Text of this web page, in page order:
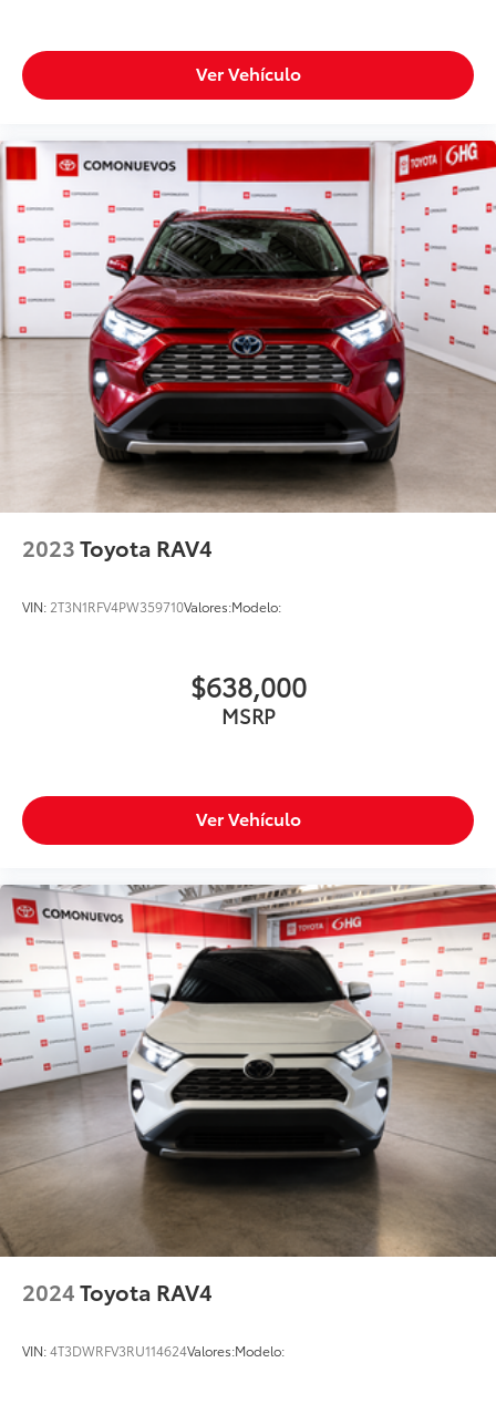
Ver Vehículo
2023Toyota RAV4
VIN: 2T3N1RFV4PW359710Valores:Modelo:
$638,000
MSRP
Ver Vehículo
2024Toyota RAV4
VIN:4T3DWRFV3RU114624Valores:Modelo: